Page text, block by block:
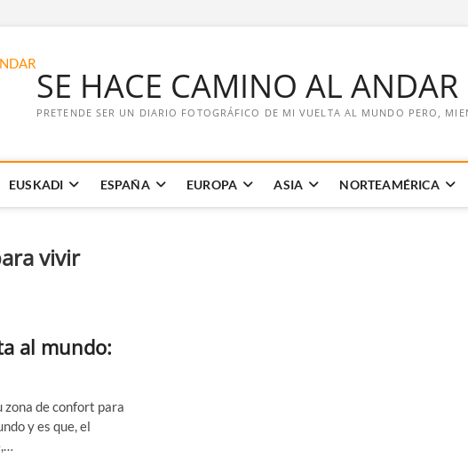
SE HACE CAMINO AL ANDAR
PRETENDE SER UN DIARIO FOTOGRÁFICO DE MI VUELTA AL MUNDO PERO,
EUSKADI ESPAÑA EUROPA ASIA NORTEAMÉRICA
vivir
al mundo:
zona de confort para
y es que, el